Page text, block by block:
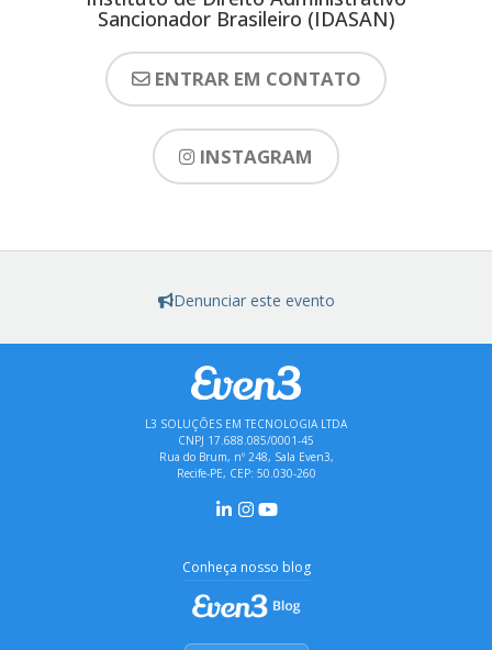
Sancionador Brasileiro (IDASAN)
ENTRAR EM CONTATO
INSTAGRAM
Denunciar este evento
L3 SOLUÇÕES EM TECNOLOGIA LTDA
CNPJ 17.688.085/0001-45
Rua do Brum, nº 248, Sala Even3,
Recife-PE, CEP: 50.030-260
Conheça nosso blog